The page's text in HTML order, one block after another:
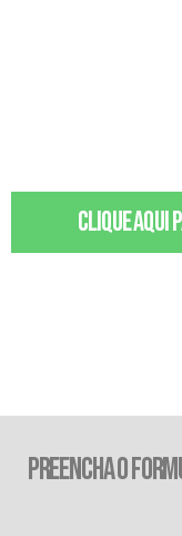
Clique
PREENCHA O